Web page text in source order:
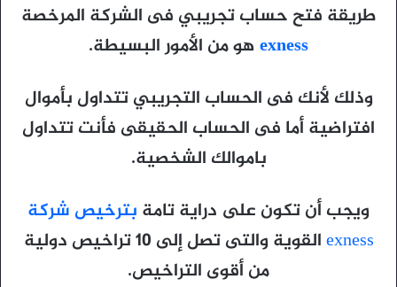
طريقة فتح حساب تجريبي فى الشركة المرخصة
exness هو من الأمور البسيطة.
وذلك لأنك فى الحساب التجريبي تتداول بأموال
افتراضية أما فى الحساب الحقيقى فأنت تتداول
باموالك الشخصية.
ويجب أن تكون على دراية تامة بترخيص شركة
exness
القوية والتى تصل إلى 10 تراخيص دولية
من أقوى التراخيص.